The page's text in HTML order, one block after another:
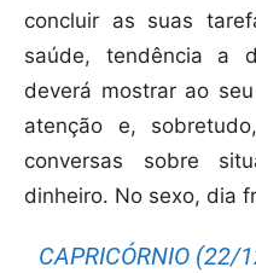
concluir as suas
saúde, tendência a
deverá mostrar ao
atenção e,
conversas sobre
dinheiro. No sexo, dia
CAPRICÓRNIO (22/